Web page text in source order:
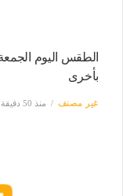
الطقس اليوم
بأخرى
غير مصنف منذ 50 دقيقة